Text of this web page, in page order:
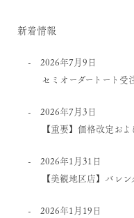
新着情報
2026年7月9日
セミオーダートート受
2026年7月3日
【重要】価格改定お
2026年1月31日
【美観地区店】バレ
2026年1月19日